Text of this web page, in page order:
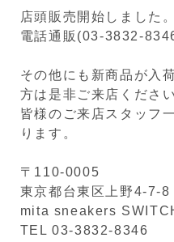
店頭販売開始しました。
電話通販(03-3832-
その他にも新商品が入
方は是非ご来店ください
皆様のご来店スタッフ
ります。
〒110-0005
東京都台東区上野4-7-
mita sneakers
TEL 03-3832-8346